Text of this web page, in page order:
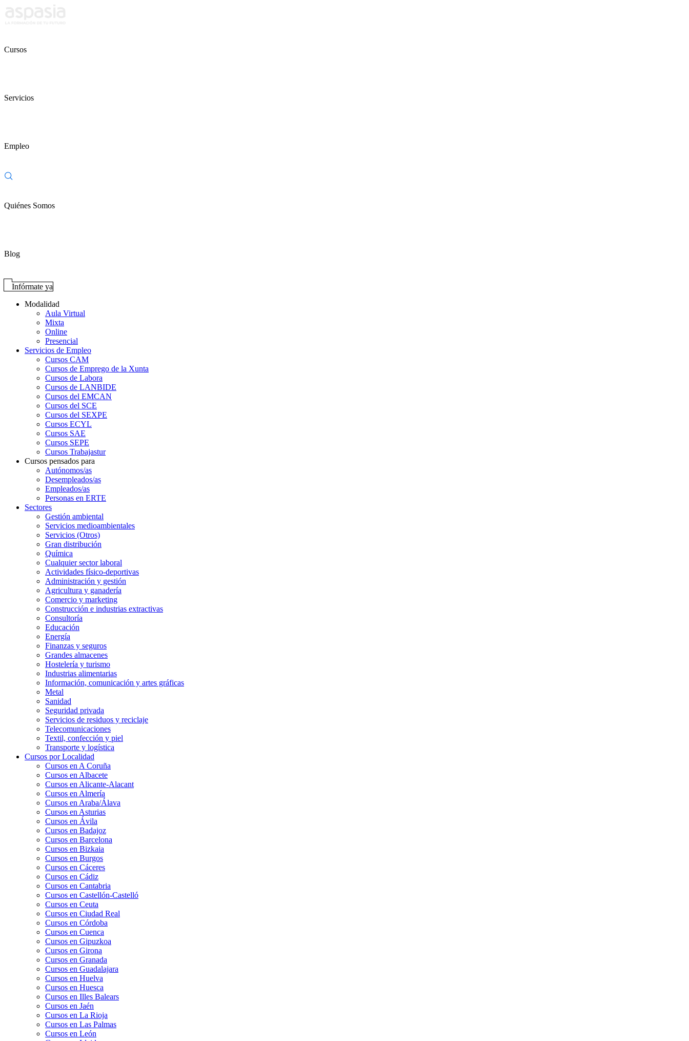
Cursos
Servicios
Empleo
Quiénes Somos
Blog
Infórmate ya
Modalidad
Aula Virtual
Mixta
Online
Presencial
Servicios de Empleo
Cursos CAM
Cursos de Emprego de la Xunta
Cursos de Labora
Cursos de LANBIDE
Cursos del EMCAN
Cursos del SCE
Cursos del SEXPE
Cursos ECYL
Cursos SAE
Cursos SEPE
Cursos Trabajastur
Cursos pensados para
Autónomos/as
Desempleados/as
Empleados/as
Personas en ERTE
Sectores
Gestión ambiental
Servicios medioambientales
Servicios (Otros)
Gran distribución
Química
Cualquier sector laboral
Actividades físico-deportivas
Administración y gestión
Agricultura y ganadería
Comercio y marketing
Construcción e industrias extractivas
Consultoría
Educación
Energía
Finanzas y seguros
Grandes almacenes
Hostelería y turismo
Industrias alimentarias
Información, comunicación y artes gráficas
Metal
Sanidad
Seguridad privada
Servicios de residuos y reciclaje
Telecomunicaciones
Textil, confección y piel
Transporte y logística
Cursos por Localidad
Cursos en A Coruña
Cursos en Albacete
Cursos en Alicante-Alacant
Cursos en Almería
Cursos en Araba/Álava
Cursos en Asturias
Cursos en Ávila
Cursos en Badajoz
Cursos en Barcelona
Cursos en Bizkaia
Cursos en Burgos
Cursos en Cáceres
Cursos en Cádiz
Cursos en Cantabria
Cursos en Castellón-Castelló
Cursos en Ceuta
Cursos en Ciudad Real
Cursos en Córdoba
Cursos en Cuenca
Cursos en Gipuzkoa
Cursos en Girona
Cursos en Granada
Cursos en Guadalajara
Cursos en Huelva
Cursos en Huesca
Cursos en Illes Balears
Cursos en Jaén
Cursos en La Rioja
Cursos en Las Palmas
Cursos en León